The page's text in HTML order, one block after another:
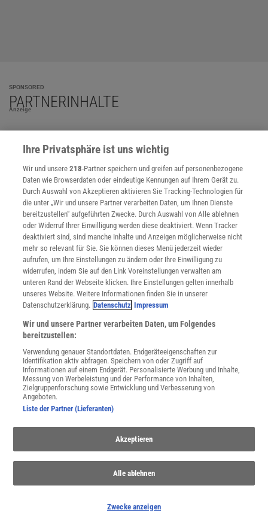
SPONSORED
PARTNERINHALTE
Anzeige
NACH OBEN
Für Sie im Spektrum-Shop und am Kiosk:
WEITERE NEUERSCHEINUNGEN SPEKTRUM SHOP
.de-Newsletter abonnieren
Ihre Privatsphäre ist uns wichtig
Wir und unsere218-Partner speichern und greifen auf personenbezogene
Daten wie Browserdaten oder eindeutige Kennungen auf Ihrem Gerät zu.
Durch Auswahl von Akzeptieren aktivieren Sie Tracking-Technologien für
die unter „Wir und unsere Partner verarbeiten Daten, um Ihnen Dienste
bereitzustellen“ aufgeführten Zwecke. Durch Auswahl von Alle ablehnen
oder Widerruf Ihrer Einwilligung werden diese deaktiviert. Wenn Tracker
deaktiviert sind, sind manche Inhalte und Anzeigen möglicherweise nicht
mehr so relevant für Sie. Sie können dieses Menü jederzeit wieder
aufrufen, um Ihre Einstellungen zu ändern oder Ihre Einwilligung zu
widerrufen, indem Sie auf den Link Voreinstellungen verwalten am
unteren Rand der Webseite klicken. Ihre Einstellungen gelten innerhalb
unseres Website. Weitere Informationen finden Sie in unserer
Datenschutzerklärung. Datenschutz Impressum
Wir und unsere Partner verarbeiten Daten, um Folgendes
bereitzustellen:
Verwendung genauer Standortdaten. Endgeräteeigenschaften zur
Identifikation aktiv abfragen. Speichern von oder Zugriff auf
Informationen auf einem Endgerät. Personalisierte Werbung und Inhalte,
Messung von Werbeleistung und der Performance von Inhalten,
Zielgruppenforschung sowie Entwicklung und Verbesserung von
Angeboten.
Liste der Partner (Lieferanten)
Akzeptieren
Alle ablehnen
Zwecke anzeigen